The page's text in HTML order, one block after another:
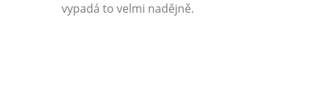
vypadá to velmi nadějně.